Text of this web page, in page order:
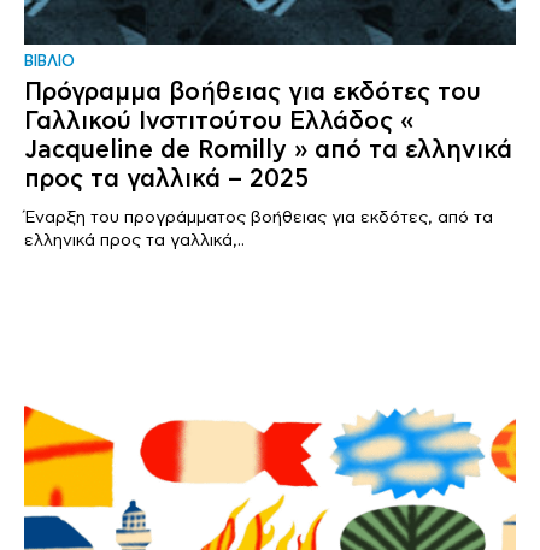
ΒΙΒΛΙΟ
Πρόγραμμα βοήθειας για εκδότες του
Γαλλικού Ινστιτούτου Ελλάδος «
Jacqueline de Romilly » από τα ελληνικά
προς τα γαλλικά – 2025
Έναρξη του προγράμματος βοήθειας για εκδότες, από τα
ελληνικά προς τα γαλλικά,..